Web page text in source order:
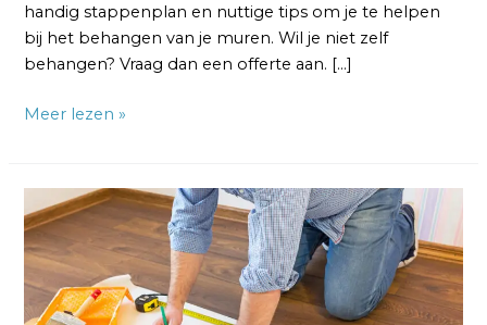
handig stappenplan en nuttige tips om je te helpen
bij het behangen van je muren. Wil je niet zelf
behangen? Vraag dan een offerte aan. […]
Meer lezen »
Behangen
Tips:
10
Handige
Adviezen